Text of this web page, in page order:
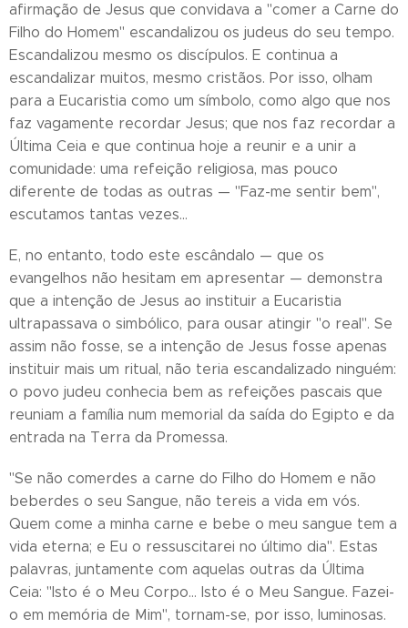
afirmação de Jesus que convidava a "comer a Carne do
Filho do Homem" escandalizou os judeus do seu tempo.
Escandalizou mesmo os discípulos. E continua a
escandalizar muitos, mesmo cristãos. Por isso, olham
para a Eucaristia como um símbolo, como algo que nos
faz vagamente recordar Jesus; que nos faz recordar a
Última Ceia e que continua hoje a reunir e a unir a
comunidade: uma refeição religiosa, mas pouco
diferente de todas as outras — "Faz-me sentir bem",
escutamos tantas vezes…
E, no entanto, todo este escândalo — que os
evangelhos não hesitam em apresentar — demonstra
que a intenção de Jesus ao instituir a Eucaristia
ultrapassava o simbólico, para ousar atingir "o real". Se
assim não fosse, se a intenção de Jesus fosse apenas
instituir mais um ritual, não teria escandalizado ninguém:
o povo judeu conhecia bem as refeições pascais que
reuniam a família num memorial da saída do Egipto e da
entrada na Terra da Promessa.
"Se não comerdes a carne do Filho do Homem e não
beberdes o seu Sangue, não tereis a vida em vós.
Quem come a minha carne e bebe o meu sangue tem a
vida eterna; e Eu o ressuscitarei no último dia". Estas
palavras, juntamente com aquelas outras da Última
Ceia: "Isto é o Meu Corpo… Isto é o Meu Sangue. Fazei-
o em memória de Mim", tornam-se, por isso, luminosas.